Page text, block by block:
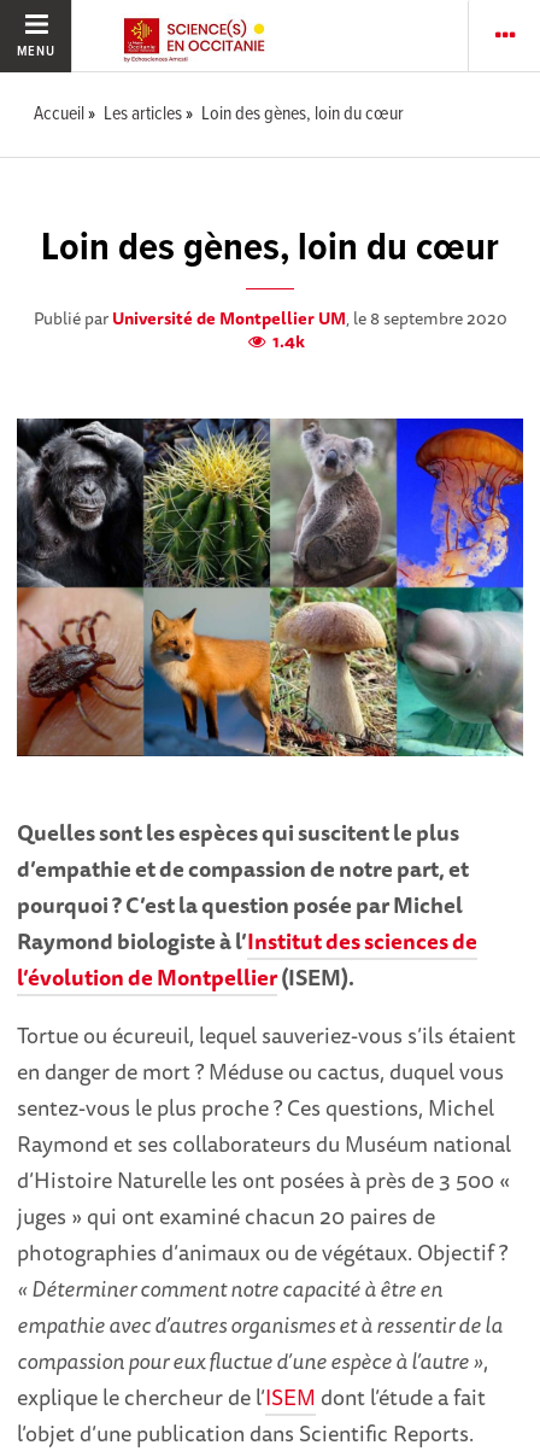
MENU
Accueil Les articles Loin des gènes, loin du cœur
Loin des gènes, loin du cœur
Publié parUniversité de Montpellier UM, le 8 septembre 2020
1.4k
Quelles sont les espèces qui suscitent le plus
d’empathie et de compassion de notre part, et
pourquoi ? C’est la question posée par Michel
Raymond biologiste à l’Institut des sciences de
l’évolution de Montpellier(ISEM).
Tortue ou écureuil, lequel sauveriez-vous s’ils étaient
en danger de mort ? Méduse ou cactus, duquel vous
sentez-vous le plus proche ? Ces questions, Michel
Raymond et ses collaborateurs du Muséum national
d’Histoire Naturelle les ont posées à près de 3 500 «
juges » qui ont examiné chacun 20 paires de
photographies d’animaux ou de végétaux. Objectif ?
« Déterminer comment notre capacité à être en
empathie avec d’autres organismes et à ressentir de la
compassion pour eux fluctue d’une espèce à l’autre »,
explique le chercheur de l’ISEM dont l’étude a fait
l’objet d’une publication dans Scientific Reports.